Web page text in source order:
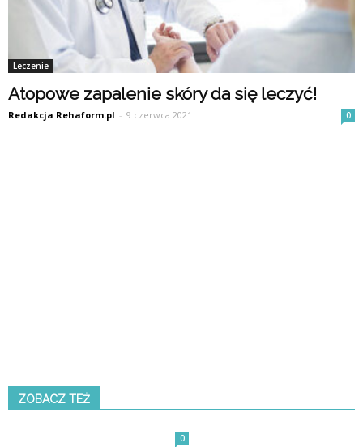
Leczenie
Atopowe zapalenie skóry da się leczyć!
Redakcja Rehaform.pl - 9 czerwca 2021 0
ZOBACZ TEŻ
0